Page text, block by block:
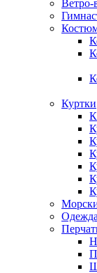
Ветро-
Куртки